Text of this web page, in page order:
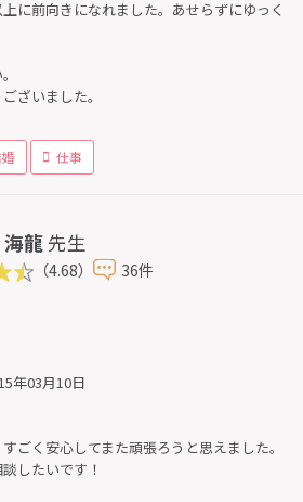
に前向きになれました。あせらずにゆっく
ざいました。
仕事
龍先生
（4.68） 36件
年03月10日
ごく安心してまた頑張ろうと思えました。
したいです！